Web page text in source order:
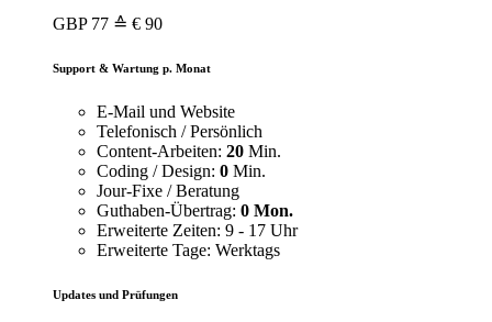
GBP 77 ≙ € 90
Support & Wartung p. Monat
E-Mail und Website
Telefonisch / Persönlich
Content-Arbeiten: 20 Min.
Coding / Design: 0 Min.
Jour-Fixe / Beratung
Guthaben-Übertrag: 0 Mon.
Erweiterte Zeiten: 9 - 17 Uhr
Erweiterte Tage: Werktags
Updates und Prüfungen